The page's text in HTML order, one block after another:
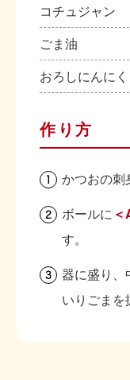
コチュジャン
ごま油
おろしにんにく
作り方
かつおの刺
ボールに ＜
す。
器に盛り、
いりごまを